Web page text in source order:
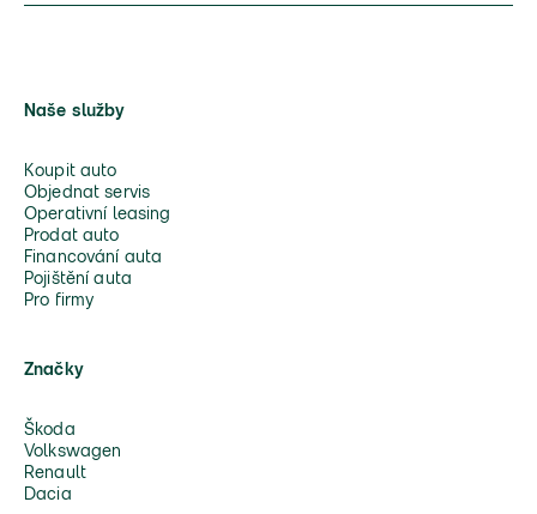
Naše služby
Koupit auto
Objednat servis
Operativní leasing
Prodat auto
Financování auta
Pojištění auta
Pro firmy
Značky
Škoda
Volkswagen
Renault
Dacia